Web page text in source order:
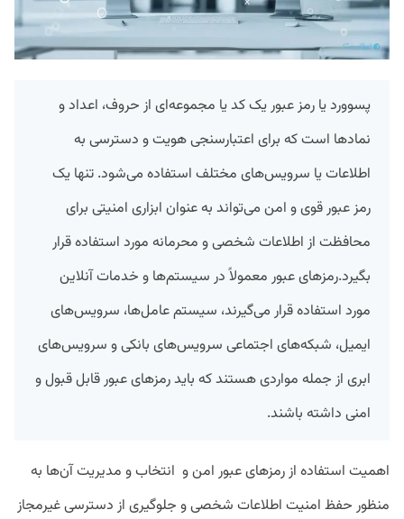
پسوورد یا رمز عبور یک کد یا مجموعه‌ای از حروف، اعداد و
نمادها است که برای اعتبارسنجی هویت و دسترسی به
اطلاعات یا سرویس‌های مختلف استفاده می‌شود. تنها یک
رمز عبور قوی و امن می‌تواند به عنوان ابزاری امنیتی برای
محافظت از اطلاعات شخصی و محرمانه مورد استفاده قرار
بگیرد.رمزهای عبور معمولاً در سیستم‌ها و خدمات آنلاین
مورد استفاده قرار می‌گیرند، سیستم عامل‌ها، سرویس‌های
ایمیل، شبکه‌های اجتماعی سرویس‌های بانکی و سرویس‌های
ابری از جمله مواردی هستند که باید رمزهای عبور قابل قبول و
امنی داشته باشند.
اهمیت استفاده از رمزهای عبور امن و انتخاب و مدیریت آن‌ها به
منظور حفظ امنیت اطلاعات شخصی و جلوگیری از دسترسی غیرمجاز